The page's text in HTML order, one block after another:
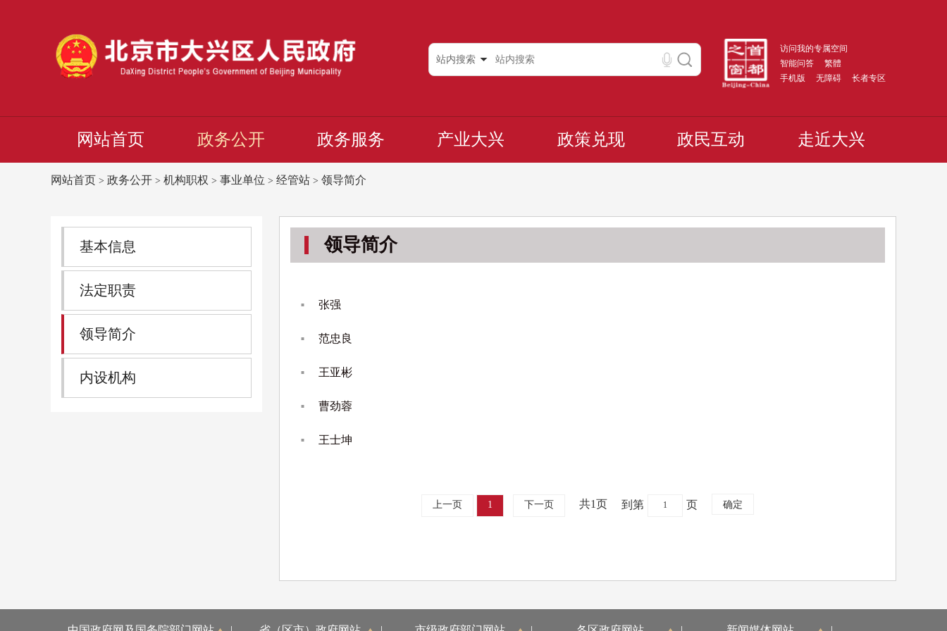
访问我的专属空间
智能问答
繁體
手机版
无障碍 长者专区
站内搜索
网站首页 政务公开 政务服务 产业大兴 政策兑现 政民互动 走近大兴
网站首页 > 政务公开 > 机构职权 > 事业单位 > 经管站 > 领导简介
基本信息
法定职责
领导简介
内设机构
领导简介
张强
范忠良
王亚彬
曹劲蓉
王士坤
上一页 1 下一页 共1页 到第 页